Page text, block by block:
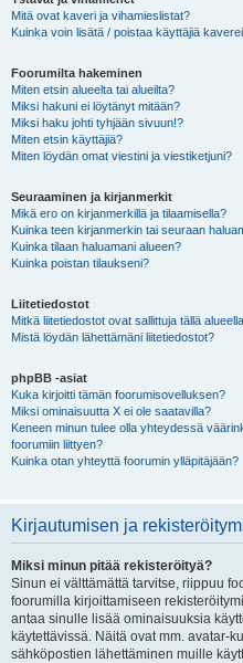
Mitä ovat kaveri ja vihamieslistat?
Kuinka voin lisätä / poistaa käyttäjiä
Foorumilta hakeminen
Miten etsin alueelta tai alueilta?
Miksi hakuni ei löytänyt mitään?
Miksi haku johti tyhjään sivuun!?
Miten etsin käyttäjiä?
Miten löydän omat viestini ja viestiketjuni?
Seuraaminen ja kirjanmerkit
Mikä ero on kirjanmerkillä ja tilaamisella?
Kuinka teen kirjanmerkin tai seuraan
Kuinka tilaan haluamani alueen?
Kuinka poistan tilaukseni?
Liitetiedostot
Mitkä liitetiedostot ovat sallittuja tällä
Mistä löydän lähettämäni liitetiedostot?
phpBB -asiat
Kuka kirjoitti tämän foorumisovelluksen?
Miksi ominaisuutta X ei ole saatavilla?
Keneen minun tulee olla yhteydessä
foorumiin liittyen?
Kuinka otan yhteyttä foorumin ylläpitäjään?
Kirjautumisen ja
Miksi minun pitää rekisteröityä?
Sinun ei välttämättä tarvitse, riippuu
foorumilla kirjoittamiseen
antaa sinulle lisää ominaisuuksia
käytettävissä. Näitä ovat mm. avatar-
sähköpostien lähettäminen muille